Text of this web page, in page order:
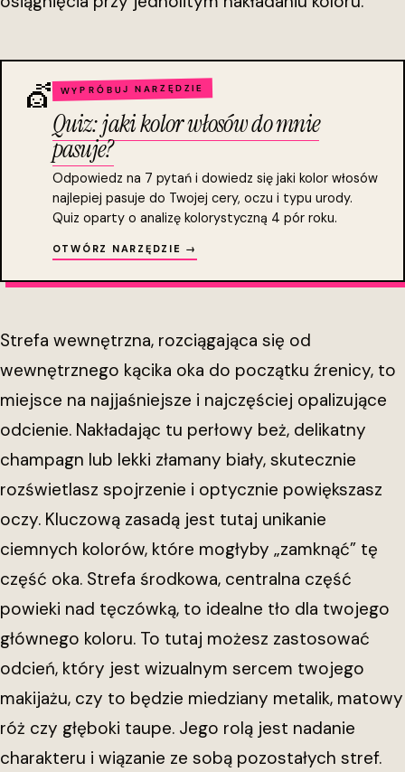
💇 WYPRÓBUJ NARZĘDZIE
Quiz: jaki kolor włosów do mnie
pasuje?
Odpowiedz na 7 pytań i dowiedz się jaki kolor włosów
najlepiej pasuje do Twojej cery, oczu i typu urody.
Quiz oparty o analizę kolorystyczną 4 pór roku.
OTWÓRZ NARZĘDZIE →
Strefa wewnętrzna, rozciągająca się od
wewnętrznego kącika oka do początku źrenicy, to
miejsce na najjaśniejsze i najczęściej opalizujące
odcienie. Nakładając tu perłowy beż, delikatny
champagn lub lekki złamany biały, skutecznie
rozświetlasz spojrzenie i optycznie powiększasz
oczy. Kluczową zasadą jest tutaj unikanie
ciemnych kolorów, które mogłyby „zamknąć” tę
część oka. Strefa środkowa, centralna część
powieki nad tęczówką, to idealne tło dla twojego
głównego koloru. To tutaj możesz zastosować
odcień, który jest wizualnym sercem twojego
makijażu, czy to będzie miedziany metalik, matowy
róż czy głęboki taupe. Jego rolą jest nadanie
charakteru i wiązanie ze sobą pozostałych stref.